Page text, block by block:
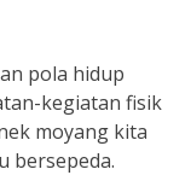
pola hidup
kegiatan fisik
moyang kita
bersepeda.